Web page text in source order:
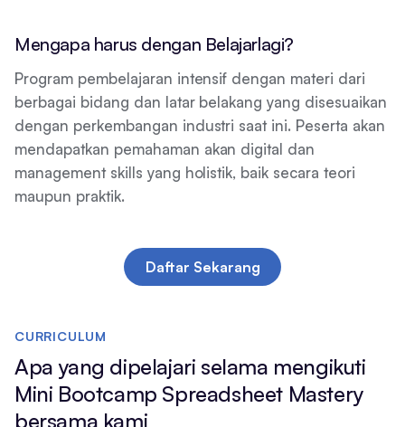
Mengapa harus dengan Belajarlagi?
Program pembelajaran intensif dengan materi dari
berbagai bidang dan latar belakang yang disesuaikan
dengan perkembangan industri saat ini. Peserta akan
mendapatkan pemahaman akan digital dan
management skills yang holistik, baik secara teori
maupun praktik.
Daftar Sekarang
CURRICULUM
Apa yang dipelajari selama mengikuti
Mini Bootcamp Spreadsheet Mastery
bersama kami